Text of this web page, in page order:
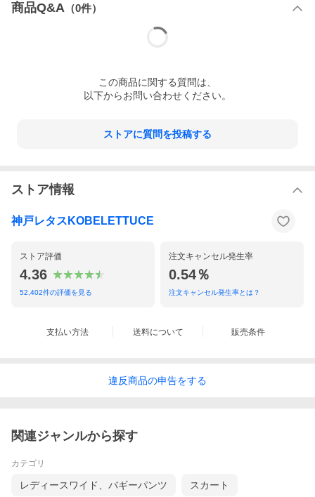
商品Q&A （0件）
この商品に関する質問は、
以下からお問い合わせください。
ストアに質問を投稿する
ストア情報
神戸レタスKOBELETTUCE
ストア評価
4.36
52,402件の評価を見る
注文キャンセル発生率
0.54％
注文キャンセル発生率とは？
支払い方法 送料について 販売条件
違反商品の申告をする
関連ジャンルから探す
カテゴリ
レディースワイド、バギーパンツ スカート